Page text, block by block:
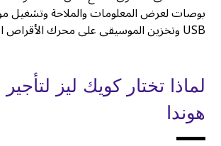
بوصات لعرض المعلومات والملاحة وتشغيل
USB وتخزين الموسيقى على محرك الأقراص الثابتة المدمج.
لماذا تختار كويك ليز
هوندا